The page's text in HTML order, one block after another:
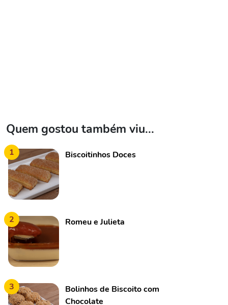
Quem gostou também viu...
1 Biscoitinhos Doces
2 Romeu e Julieta
3
Bolinhos de Biscoito com
Chocolate